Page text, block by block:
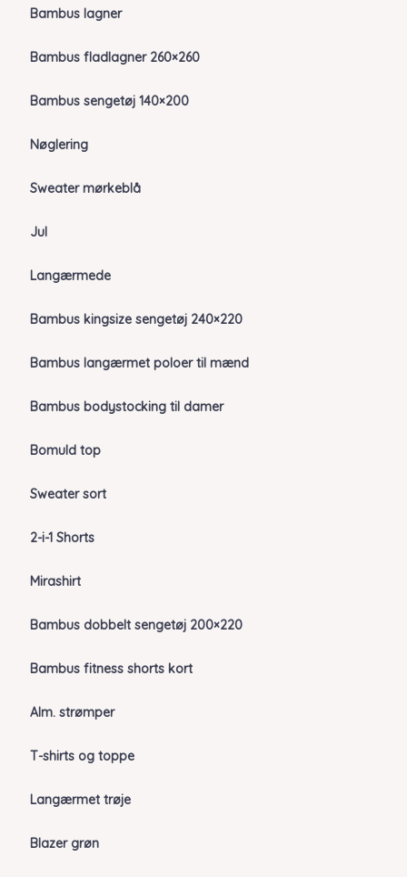
Bambus lagner
Bambus fladlagner 260×260
Bambus sengetøj 140×200
Nøglering
Sweater mørkeblå
Jul
Langærmede
Bambus kingsize sengetøj 240×220
Bambus langærmet poloer til mænd
Bambus bodystocking til damer
Bomuld top
Sweater sort
2-i-1 Shorts
Mirashirt
Bambus dobbelt sengetøj 200×220
Bambus fitness shorts kort
Alm. strømper
T-shirts og toppe
Langærmet trøje
Blazer grøn